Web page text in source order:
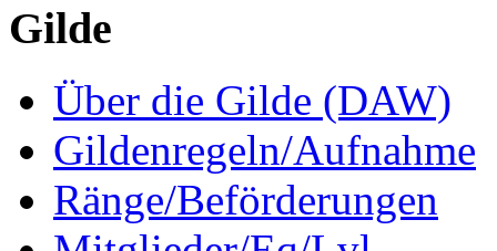
Gilde
Über die Gilde (DAW)
Gildenregeln/Aufnahme
Ränge/Beförderungen